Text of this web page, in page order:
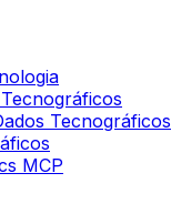
Tecnográficos
MCP